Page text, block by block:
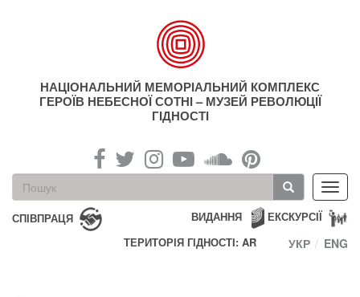
НАЦІОНАЛЬНИЙ МЕМОРІАЛЬНИЙ КОМПЛЕКС
ГЕРОЇВ НЕБЕСНОЇ СОТНІ – МУЗЕЙ РЕВОЛЮЦІЇ
ГІДНОСТІ
Пошукова
форма
Пошук
СПІВПРАЦЯ ЕКСКУРСІЇ
ВИДАННЯ
ТЕРИТОРІЯ ГІДНОСТІ: AR
УКР ENG